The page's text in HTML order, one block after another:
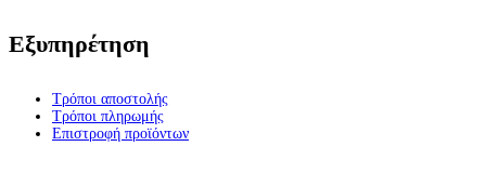
Εξυπηρέτηση
Τρόποι αποστολής
Τρόποι πληρωμής
Επιστροφή προϊόντων